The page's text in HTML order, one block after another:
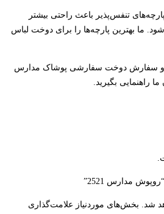
تنفس‌پذیر باعث راحتی بیشتر
ما بهترین پارچه‌ها را برای دوخت لباس
و سفارش دوخت سفارشی پوشاک مدارس
راهنمایی بگیرید.
مدارس 2521”
شد. بخش‌های موردنیاز علامت‌گذاری